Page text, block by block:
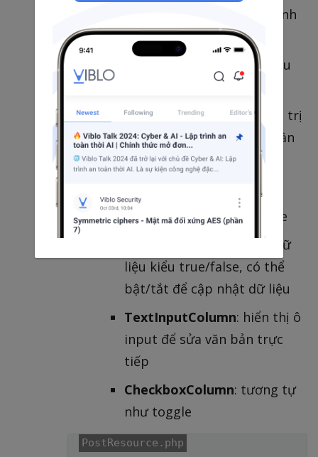
: hiển thị hình
ảnh
: hiển thị màu
Cột động
: có thể chỉnh sửa giá trị
trực tiếp tại bảng mà không cần
chuyển sang form edit
SelectColumn
: dropdown
selection để có thể update
: hiển thị dữ
liệu kiểu true/false, có thể
bật/tắt để cập nhật dữ liệu
TextInputColumn: hiển thị ô
input để sửa văn bản trực
tiếp
CheckboxColumn: tương tự
như toggle